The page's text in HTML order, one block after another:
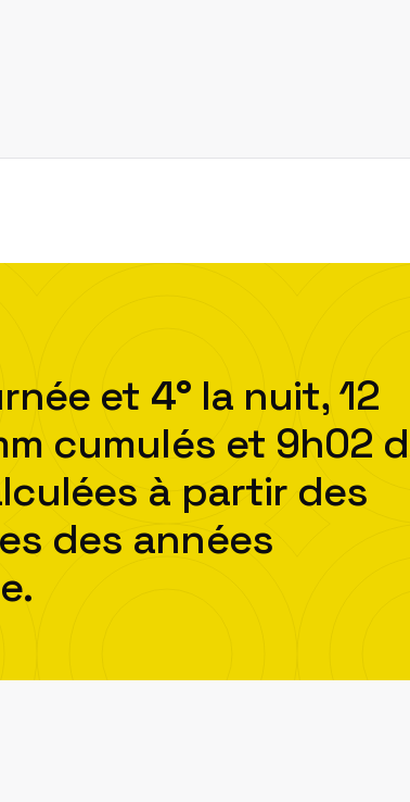
et 4°la nuit,12
cumulés et 9h02
à partir des
des années
.